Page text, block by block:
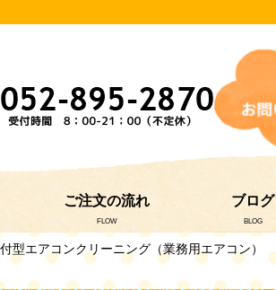
ご注文の流れ
FLOW
ブログ
BLOG
型エアコンクリーニング（業務用エアコン）